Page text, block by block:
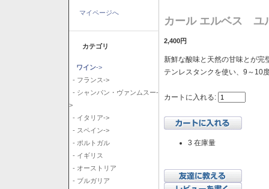
マイページへ
カテゴリ
ワイン->
- フランス->
- シャンパン・ヴァンムスー-
>
- イタリア->
- スペイン->
- ポルトガル
- イギリス
- オーストリア
- ブルガリア
カール エルベス ユ
2,400円
新鮮な酸味と天然の甘味とが完
テンレスタンクを使い、9～10
カートに入れる:
3 在庫量